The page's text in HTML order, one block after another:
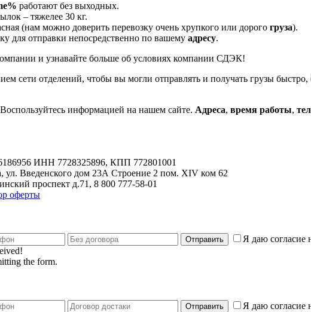
работают без выходных.
– тяжелее 30 кг.
(нам можно доверить перевозку очень хрупкого или дорого груза).
для отправки непосредственно по вашему адресу.
и узнавайте больше об условиях компании СДЭК!
сети отделений, чтобы вы могли отправлять и получать грузы
информацией на нашем сайте. Адреса, время работы,
ИНН 7728325896, КПП 772801001
ул. Введенского дом 23А Строение 2 пом. XIV ком 62
проспект д.71, 8 800 777-58-01
оферты
Я даю согласие
the form.
Я даю согласие